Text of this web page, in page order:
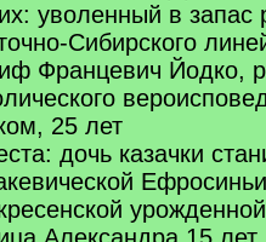
уволенный в запас
Сибирского
Францевич Йодко,
25 лет
дочь казачки